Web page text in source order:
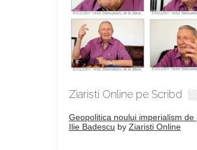
Ziaristi Online pe Scribd
Geopolitica noului imperialism de
Ilie Badescu by Ziaristi Online